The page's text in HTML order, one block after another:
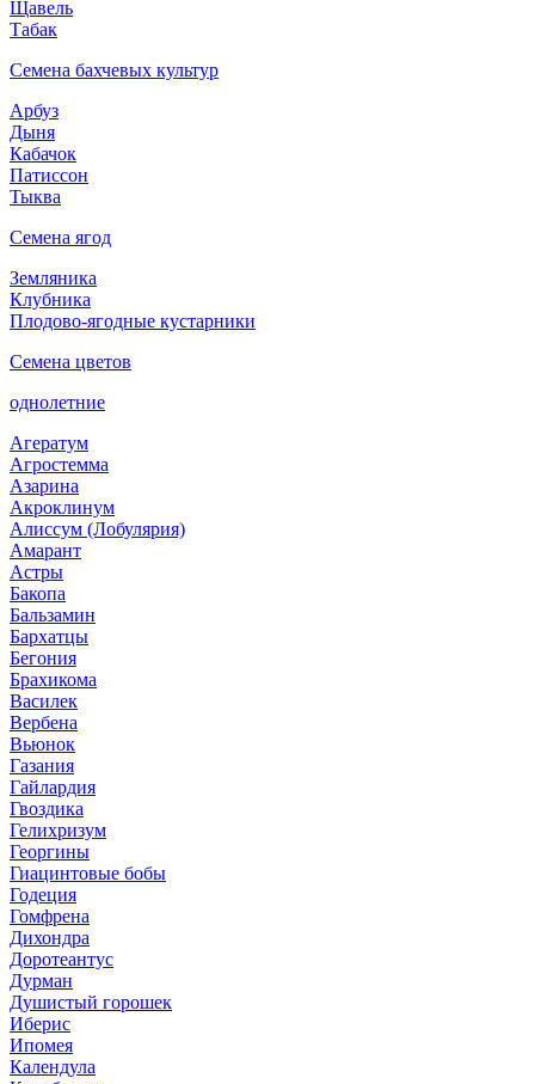
Щавель
Табак
Семена бахчевых культур
Арбуз
Дыня
Кабачок
Патиссон
Тыква
Семена ягод
Земляника
Клубника
Плодово-ягодные кустарники
Семена цветов
однолетние
Агератум
Агростемма
Азарина
Акроклинум
Алиссум (Лобулярия)
Амарант
Астры
Бакопа
Бальзамин
Бархатцы
Бегония
Брахикома
Василек
Вербена
Вьюнок
Газания
Гайлардия
Гвоздика
Гелихризум
Георгины
Гиацинтовые бобы
Годеция
Гомфрена
Дихондра
Доротеантус
Дурман
Душистый горошек
Иберис
Ипомея
Календула